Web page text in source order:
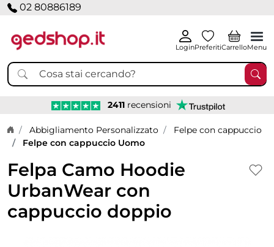
02 80886189
LoginPreferitiCarrelloMenu
2411 recensioni
Home page
Abbigliamento Personalizzato
Felpe con cappuccio
Felpe con cappuccio Uomo
Felpa Camo Hoodie
UrbanWear con
cappuccio doppio